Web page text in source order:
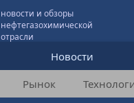
новости и обзоры
нефтегазохимической
отрасли
Новости
Аналитика и мнения
Рынок